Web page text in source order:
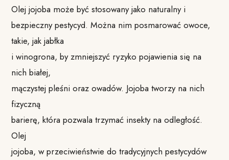
Olej jojoba może być stosowany jako naturalny i
bezpieczny pestycyd. Można nim posmarować owoce,
takie, jak jabłka
i winogrona, by zmniejszyć ryzyko pojawienia się na
nich białej,
mączystej pleśni oraz owadów. Jojoba tworzy na nich
fizyczną
barierę, która pozwala trzymać insekty na odległość.
Olej
jojoba, w przeciwieństwie do tradycyjnych pestycydów